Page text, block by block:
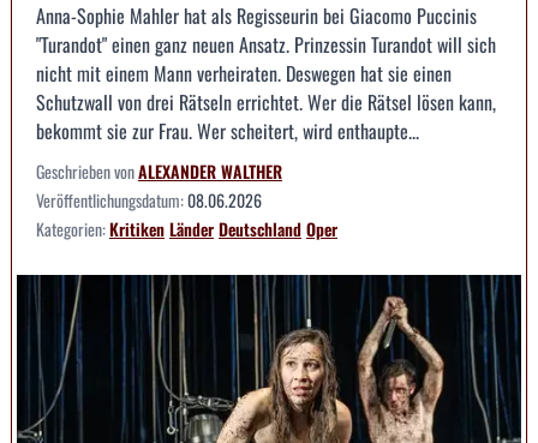
Anna-Sophie Mahler hat als Regisseurin bei Giacomo Puccinis
"Turandot" einen ganz neuen Ansatz. Prinzessin Turandot will sich
nicht mit einem Mann verheiraten. Deswegen hat sie einen
Schutzwall von drei Rätseln errichtet. Wer die Rätsel lösen kann,
bekommt sie zur Frau. Wer scheitert, wird enthaupte...
Geschrieben vonALEXANDER WALTHER
Veröffentlichungsdatum:08.06.2026
Kategorien:KritikenLänderDeutschlandOper